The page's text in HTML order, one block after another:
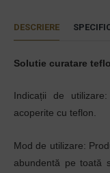
DESCRIERE
Solutie curatare
Indicații de
acoperite cu teflon.
Mod de utilizare:
abundentă pe toată